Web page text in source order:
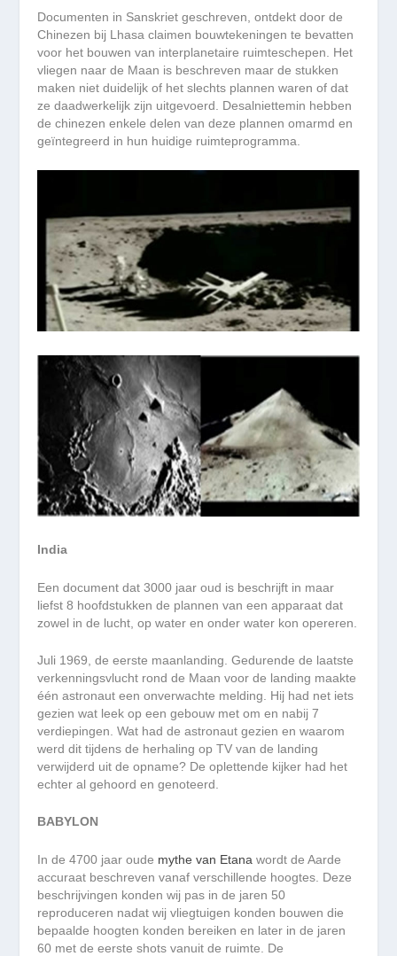
Documenten in Sanskriet geschreven, ontdekt door de
Chinezen bij Lhasa claimen bouwtekeningen te bevatten
voor het bouwen van interplanetaire ruimteschepen. Het
vliegen naar de Maan is beschreven maar de stukken
maken niet duidelijk of het slechts plannen waren of dat
ze daadwerkelijk zijn uitgevoerd. Desalniettemin hebben
de chinezen enkele delen van deze plannen omarmd en
geïntegreerd in hun huidige ruimteprogramma.
India
Een document dat 3000 jaar oud is beschrijft in maar
liefst 8 hoofdstukken de plannen van een apparaat dat
zowel in de lucht, op water en onder water kon opereren.
Juli 1969, de eerste maanlanding. Gedurende de laatste
verkenningsvlucht rond de Maan voor de landing maakte
één astronaut een onverwachte melding. Hij had net iets
gezien wat leek op een gebouw met om en nabij 7
verdiepingen. Wat had de astronaut gezien en waarom
werd dit tijdens de herhaling op TV van de landing
verwijderd uit de opname? De oplettende kijker had het
echter al gehoord en genoteerd.
BABYLON
In de 4700 jaar oude mythe van Etana wordt de Aarde
accuraat beschreven vanaf verschillende hoogtes. Deze
beschrijvingen konden wij pas in de jaren 50
reproduceren nadat wij vliegtuigen konden bouwen die
bepaalde hoogten konden bereiken en later in de jaren
60 met de eerste shots vanuit de ruimte. De